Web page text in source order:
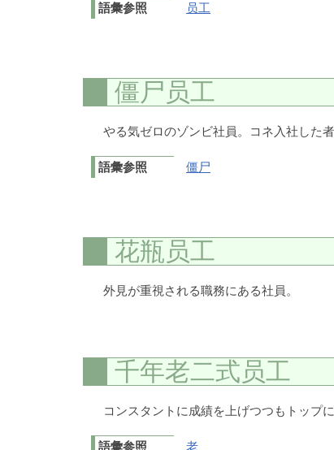
語彙参照 员工
僵尸员工
やる気ゼロのゾンビ社員。コネ入社した
語彙参照 僵尸
花瓶员工
外見が重視される職務にある社員。
千年老二式员工
コンスタントに成績を上げつつもトップ
語彙参照 老